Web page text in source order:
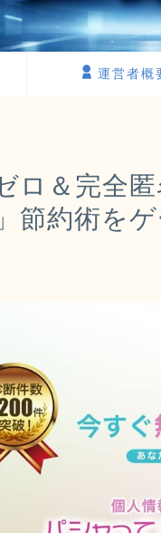
運営者概
ロ＆完全
節約術を